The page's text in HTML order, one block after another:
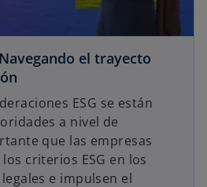
el trayecto
ESG se están
a nivel de
que las empresas
criterios ESG en los
e impulsen el